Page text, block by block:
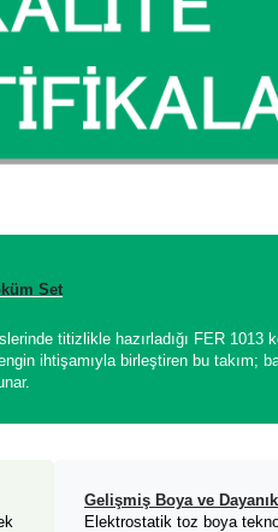
Set
titizlikle hazırladığı FER 1013
ihtişamıyla birleştiren bu takım;
Gelişmiş Boya ve
Elektrostatik toz boya